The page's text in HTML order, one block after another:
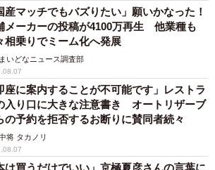
産マッチでもバズりたい」願いかなった！
メーカーの投稿が4100万再生 他業種も
相乗りでミーム化へ発展
まいどなニュース調査部
座に案内することが不可能です」レストラ
入り口に大きな注意書き オートリザーブ
の予約を拒否するお断りに賛同者続々
将 タカノリ
は買うだけでいい」京極夏彦さんの言葉に